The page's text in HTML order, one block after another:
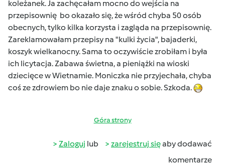
koleżanek. Ja zachęcałam mocno do wejścia na
przepisownię bo okazało się, że wśród chyba 50 osób
obecnych, tylko kilka korzysta i zagląda na przepisownię.
Zareklamowałam przepisy na "kulki życia", bajaderki,
koszyk wielkanocny. Sama to oczywiście zrobiłam i była
ich licytacja. Zabawa świetna, a pieniążki na wioski
dziecięce w Wietnamie. Moniczka nie przyjechała, chyba
coś ze zdrowiem bo nie daje znaku o sobie. Szkoda.
Góra strony
Zaloguj lub zarejestruj sięaby dodawać
komentarze